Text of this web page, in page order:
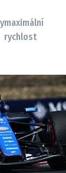
maximální
rychlost